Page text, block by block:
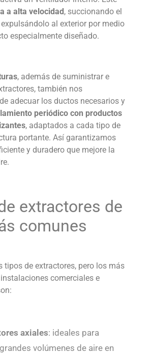
a alta velocidad , succionando el
al exterior por medio
especialmente diseñado.
, además de suministrar e
también nos
adecuar los ductos necesarios y
periódico con productos
, adaptados a cada tipo de
portante. Así garantizamos
y duradero que mejore la
.
extractores de
comunes
tipos de extractores, pero los más
comerciales e
axiales: ideales para
volúmenes de aire en